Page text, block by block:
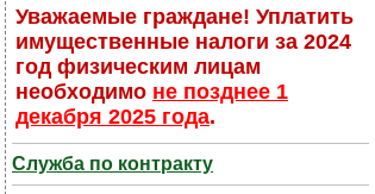
Уважаемые граждане! Уплатить
имущественные налоги за 2024
год физическим лицам
необходимо не позднее 1
декабря 2025 года.
Служба по контракту